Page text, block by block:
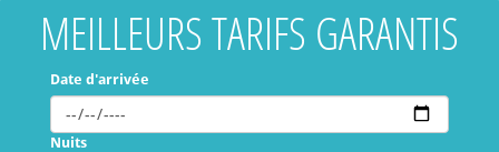
MEILLEURS TARIFS GARANTIS
Date d'arrivée
Nuits